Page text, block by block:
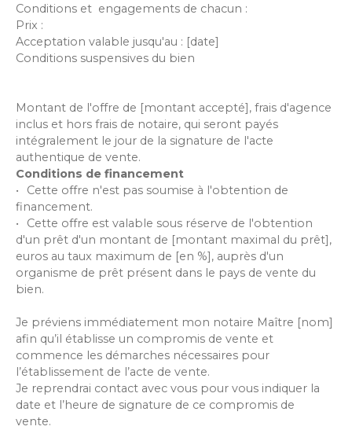
Conditions et engagements de chacun :
Prix :
Acceptation valable jusqu'au : [date]
Conditions suspensives du bien
Montant de l'offre de [montant accepté], frais d'agence
inclus et hors frais de notaire, qui seront payés
intégralement le jour de la signature de l'acte
authentique de vente.
Conditions de financement
Cette offre n'est pas soumise à l'obtention de
financement.
Cette offre est valable sous réserve de l'obtention
d'un prêt d'un montant de [montant maximal du prêt],
euros au taux maximum de [en %], auprès d'un
organisme de prêt présent dans le pays de vente du
bien.
Je préviens immédiatement mon notaire Maître [nom]
afin qu’il établisse un compromis de vente et
commence les démarches nécessaires pour
l’établissement de l’acte de vente.
Je reprendrai contact avec vous pour vous indiquer la
date et l’heure de signature de ce compromis de
vente.